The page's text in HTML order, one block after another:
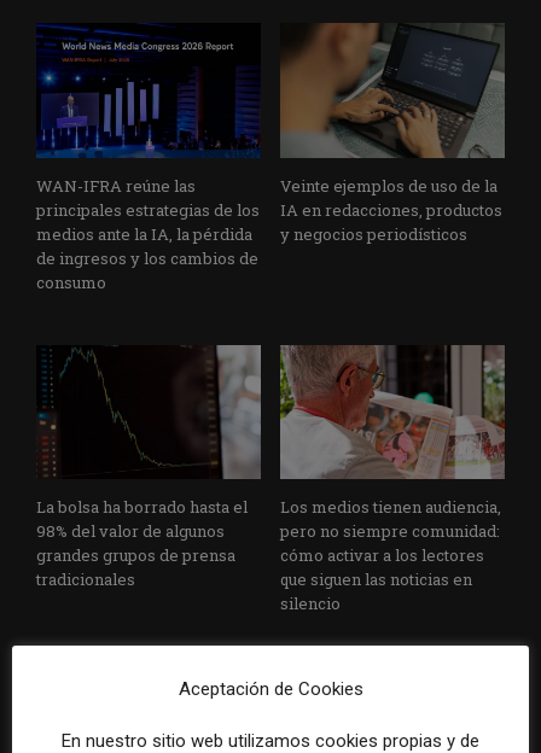
WAN-IFRA reúne las
principales estrategias de los
medios ante la IA, la pérdida
de ingresos y los cambios de
consumo
Veinte ejemplos de uso de la
IA en redacciones, productos
y negocios periodísticos
La bolsa ha borrado hasta el
98% del valor de algunos
grandes grupos de prensa
tradicionales
Los medios tienen audiencia,
pero no siempre comunidad:
cómo activar a los lectores
que siguen las noticias en
silencio
Aceptación de Cookies
En nuestro sitio web utilizamos cookies propias y de